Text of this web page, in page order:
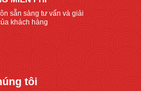
bếp
xào”
sẵn sàng tư vấn và giải
khách hàng
tôi